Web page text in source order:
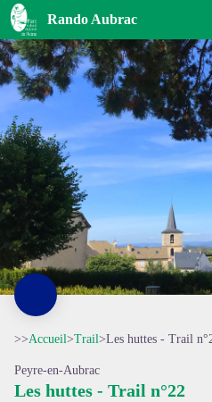
Rando Aubrac
Les huttes - Trail n°22
L'église d'Aumont Aubrac -
>>Accueil>Trail>Les huttes - Trail
Peyre-en-Aubrac
Les huttes - Trail n°22